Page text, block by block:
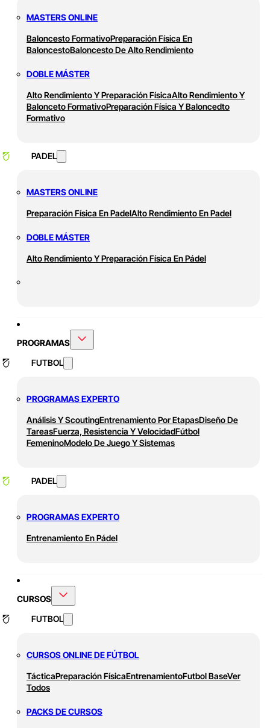
MASTERS ONLINE
Baloncesto FormativoPreparación Física En
BaloncestoBaloncesto De Alto Rendimiento
DOBLE MÁSTER
Alto Rendimiento Y Preparación FísicaAlto Rendimiento Y
Balonceto FormativoPreparación Física Y Baloncedto
Formativo
PADEL
MASTERS ONLINE
Preparación Física En PadelAlto Rendimiento En Padel
DOBLE MÁSTER
Alto Rendimiento Y Preparación Física En Pádel
PROGRAMAS
FUTBOL
PROGRAMAS EXPERTO
Análisis Y ScoutingEntrenamiento Por EtapasDiseño De
TareasFuerza, Resistencia Y VelocidadFútbol
FemeninoModelo De Juego Y Sistemas
PADEL
PROGRAMAS EXPERTO
Entrenamiento En Pádel
CURSOS
FUTBOL
CURSOS ONLINE DE FÚTBOL
TácticaPreparación FísicaEntrenamientoFutbol BaseVer
Todos
PACKS DE CURSOS